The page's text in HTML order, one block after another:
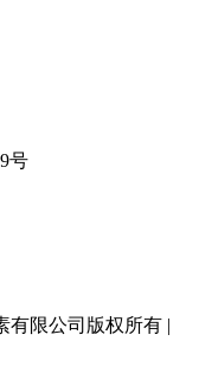
号
有限公司版权所有 |